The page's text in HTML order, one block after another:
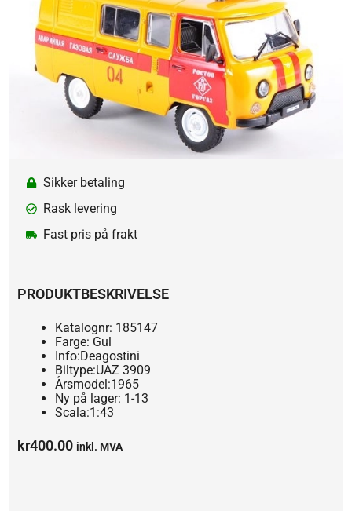
Sikker betaling
Rask levering
Fast pris på frakt
PRODUKTBESKRIVELSE
Katalognr: 185147
Farge: Gul
Info:Deagostini
Biltype:UAZ 3909
Årsmodel:1965
Ny på lager: 1-13
Scala:1:43
kr400.00 inkl. MVA